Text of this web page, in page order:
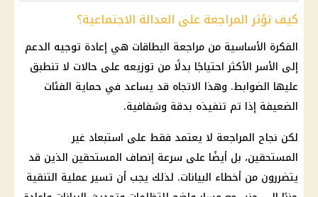
كيف تؤثر المراجعة على العدالة الاجتماعية؟
الفكرة الأساسية من مراجعة البطاقات هي إعادة توجيه الدعم
إلى الأسر الأكثر احتياجًا بدلًا من توزيعه على حالات لا تنطبق
عليها الضوابط. وهذا الاتجاه قد يساعد في حماية الفئات
الضعيفة إذا تم تنفيذه بدقة وشفافية.
لكن نجاح المراجعة لا يعتمد فقط على استبعاد غير
المستحقين، بل أيضًا على سرعة إنصاف المستحقين الذين قد
يتضررون من أخطاء البيانات. لذلك يجب أن تسير عملية التنقية